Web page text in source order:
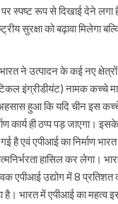
रूप से दिखाई देने लगा
सुरक्षा को बढ़ावा मिलेगा
ने उत्पादन के कई नए
इंग्रीडीयंट) नामक कच्चे
अहसास हुआ कि यदि चीन इस
कार्य ही ठप्प पड़
है एवं एपीआई का निर्माण
हासिल कर लेगा।
एपीआई उद्योग में 8
है। भारत में एपीआई का महत्व